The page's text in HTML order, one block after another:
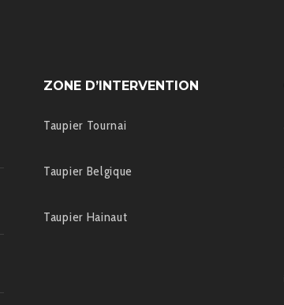
ZONE D’INTERVENTION
Taupier Tournai
Taupier Belgique
Taupier Hainaut